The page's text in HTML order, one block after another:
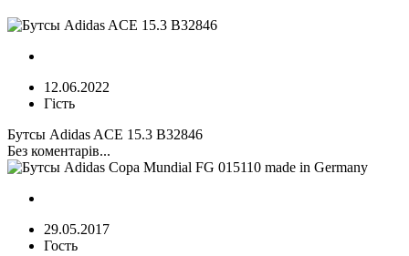
12.06.2022
Гість
Бутсы Adidas ACE 15.3 B32846
Без коментарів...
29.05.2017
Гость